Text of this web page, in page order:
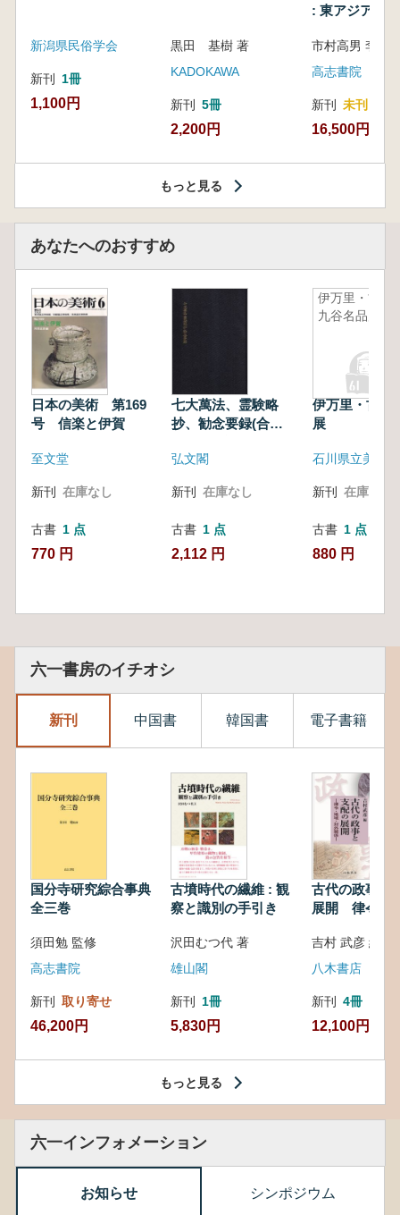
新潟県民俗学会
新刊 1冊
1,100円
黒田 基樹 著
KADOKAWA
新刊 5冊
2,200円
: 東アジアと
高志書院
新刊 未刊
16,500円
もっと見る
あなたへのおすすめ
日本の美術 第169
号 信楽と伊賀
至文堂
新刊 在庫なし
古書 1 点
770 円
七大萬法、霊験略
抄、勧念要録(合
弘文閣
新刊 在庫なし
古書 1 点
2,112 円
伊万里・古
九谷名品展
伊万里・古九
展
新刊 在庫なし
古書 1 点
880 円
六一書房のイチオシ
新刊 中国書 韓国書 電子書籍
国分寺研究綜合事典
全三巻
須田勉 監修
高志書院
新刊 取り寄せ
46,200円
古墳時代の繊維 : 観
察と識別の手引き
沢田むつ代 著
雄山閣
新刊 1冊
5,830円
古代の政事と
展開 律令・
吉村 武彦 編集
八木書店
新刊 4冊
12,100円
もっと見る
六一インフォメーション
お知らせ シンポジウム